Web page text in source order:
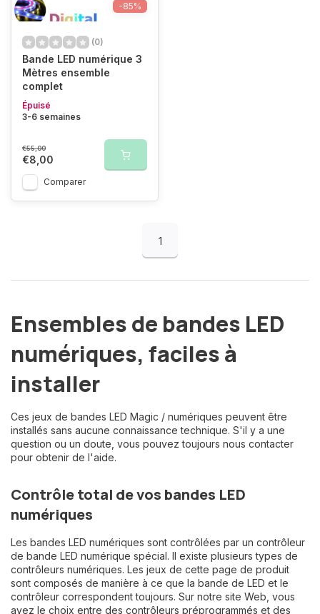
-85%
(0)
Bande LED numérique 3
Mètres ensemble
complet
Épuisé
3-6 semaines
€55,00
€8,00
Comparer
1
Ensembles de bandes LED
numériques, faciles à
installer
Ces jeux de bandes LED Magic / numériques peuvent être
installés sans aucune connaissance technique. S'il y a une
question ou un doute, vous pouvez toujours nous contacter
pour obtenir de l'aide.
Contrôle total de vos bandes LED
numériques
Les bandes LED numériques sont contrôlées par un contrôleur
de bande LED numérique spécial. Il existe plusieurs types de
contrôleurs numériques. Les jeux de cette page de produit
sont composés de manière à ce que la bande de LED et le
contrôleur correspondent toujours. Sur notre site Web, vous
avez le choix entre des contrôleurs préprogrammés et des